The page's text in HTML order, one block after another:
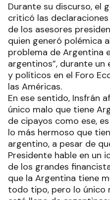
Durante su discurso, el
criticó las declaraciones
de los asesores
quien generó polémica
problema de Argentina
argentinos”, durante
y políticos en el Foro
las Américas.
En ese sentido, Insfrán
único malo que tiene
de cipayos como ese,
lo más hermoso que
argentino, a pesar de
Presidente hable en un
de los grandes
que la Argentina tiene
todo tipo, pero lo único